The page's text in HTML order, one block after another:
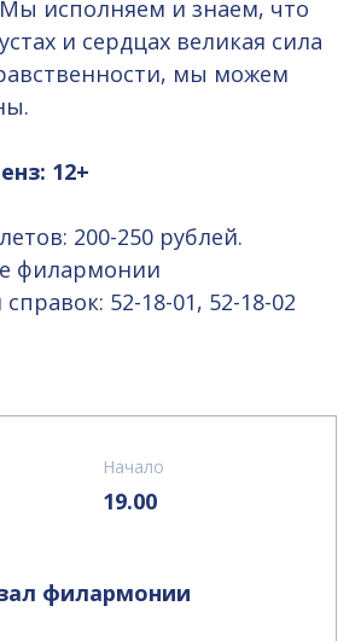
исполняем и знаем, что
и сердцах великая сила
мы можем
12+
200-250 рублей.
филармонии
52-18-01, 52-18-02
Начало
19.00
филармонии